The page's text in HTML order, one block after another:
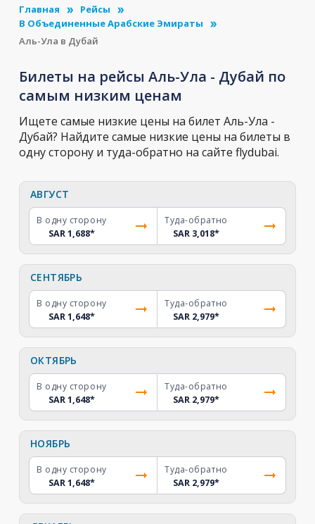
Главная
Рейсы
В Объединенные Арабские Эмираты
Аль-Ула в Дубай
Билеты на рейсы Аль-Ула - Дубай по
самым низким ценам
Ищете самые низкие цены на билет Аль-Ула -
Дубай? Найдите самые низкие цены на билеты в
одну сторону и туда-обратно на сайте flydubai.
АВГУСТ
В одну сторону
SAR 1,688*
Туда-обратно
SAR 3,018*
СЕНТЯБРЬ
В одну сторону
SAR 1,648*
Туда-обратно
SAR 2,979*
ОКТЯБРЬ
В одну сторону
SAR 1,648*
Туда-обратно
SAR 2,979*
НОЯБРЬ
В одну сторону
SAR 1,648*
Туда-обратно
SAR 2,979*